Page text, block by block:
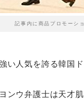
記事内に商品プロモーシ
い人気を誇る韓国ド
ンウ弁護士は天才